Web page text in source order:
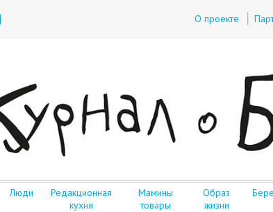
О проекте
Люди
Редакционная
кухня
Мамины
товары
Образ
жизни